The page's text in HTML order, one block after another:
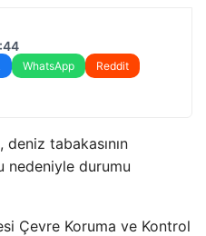
WhatsApp
Reddit
tabakasının
nedeniyle durumu
Çevre Koruma ve Kontrol